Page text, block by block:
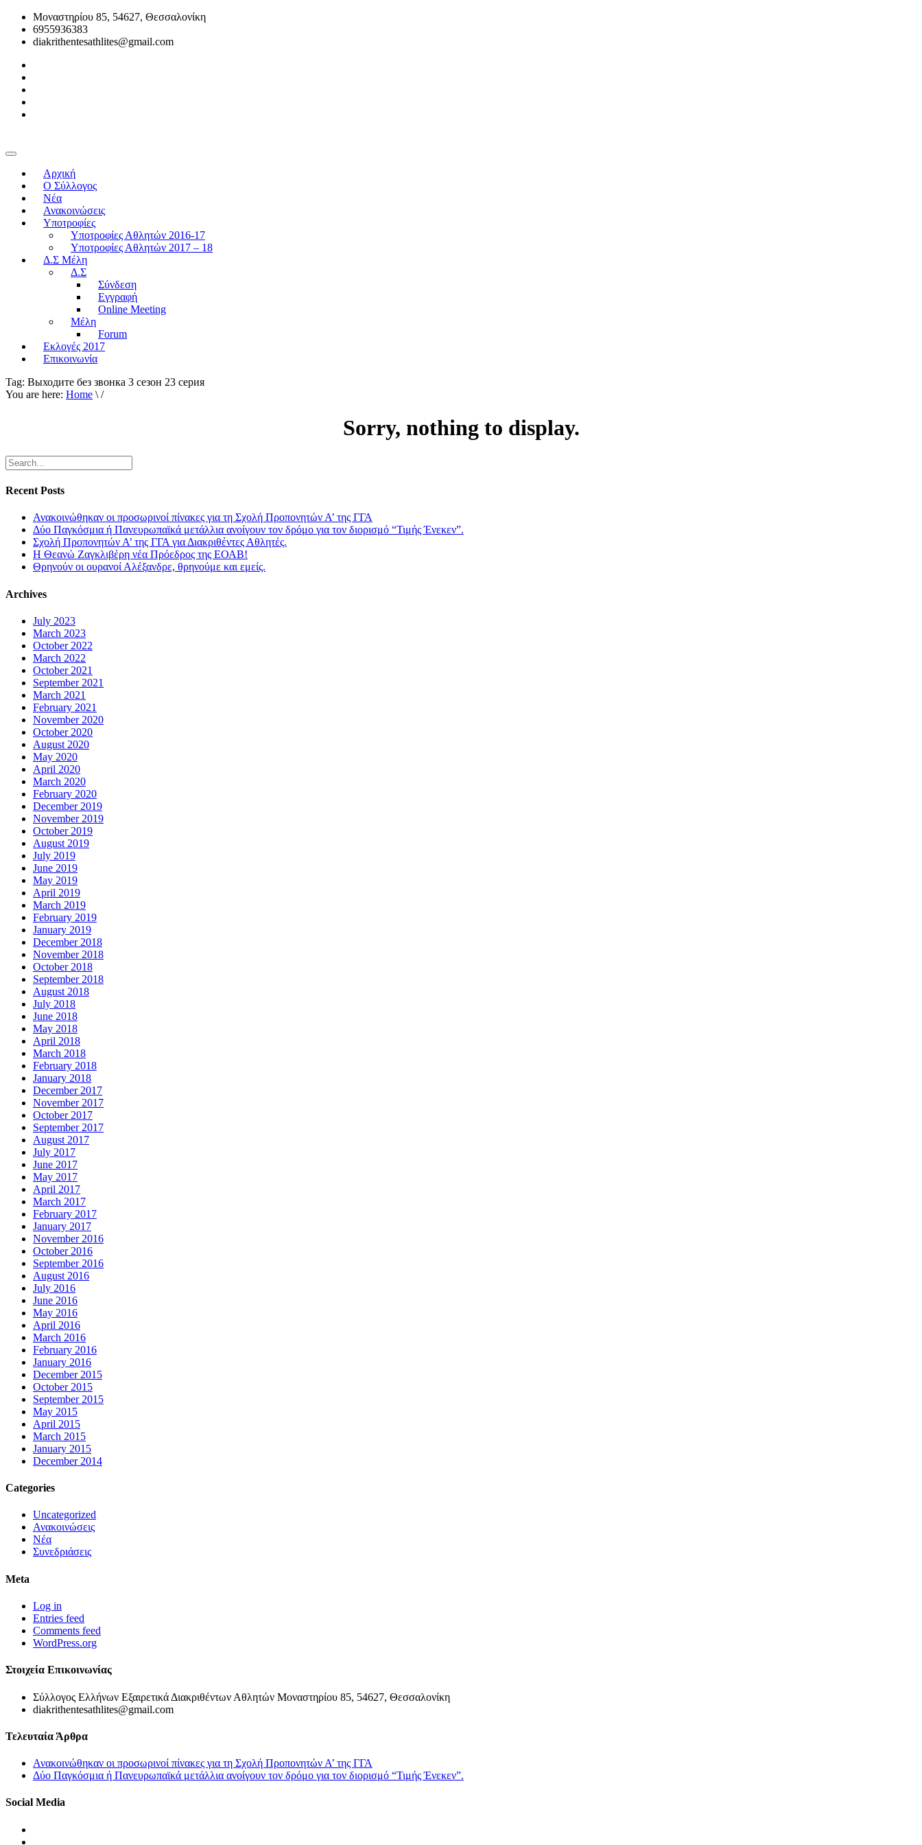
Μοναστηρίου 85, 54627, Θεσσαλονίκη
6955936383
diakrithentesathlites@gmail.com
Αρχική
O Σύλλογος
Νέα
Ανακοινώσεις
Υποτροφίες
Υποτροφίες Αθλητών 2016-17
Υποτροφίες Αθλητών 2017 – 18
Δ.Σ Μέλη
Δ.Σ
Σύνδεση
Εγγραφή
Online Meeting
Μέλη
Forum
Εκλογές 2017
Επικοινωνία
Tag: Выходите без звонка 3 сезон 23 серия
You are here: Home \ /
Sorry, nothing to display.
Recent Posts
Ανακοινώθηκαν οι προσωρινοί πίνακες για τη Σχολή Προπονητών Α’ της ΓΓΑ
Δύο Παγκόσμια ή Πανευρωπαϊκά μετάλλια ανοίγουν τον δρόμο για τον διορισμό “Τιμής Ένεκεν”.
Σχολή Προπονητών Α’ της ΓΓΑ για Διακριθέντες Αθλητές.
Η Θεανώ Ζαγκλιβέρη νέα Πρόεδρος της ΕΟΑΒ!
Θρηνούν οι ουρανοί Αλέξανδρε, θρηνούμε και εμείς.
Archives
July 2023
March 2023
October 2022
March 2022
October 2021
September 2021
March 2021
February 2021
November 2020
October 2020
August 2020
May 2020
April 2020
March 2020
February 2020
December 2019
November 2019
October 2019
August 2019
July 2019
June 2019
May 2019
April 2019
March 2019
February 2019
January 2019
December 2018
November 2018
October 2018
September 2018
August 2018
July 2018
June 2018
May 2018
April 2018
March 2018
February 2018
January 2018
December 2017
November 2017
October 2017
September 2017
August 2017
July 2017
June 2017
May 2017
April 2017
March 2017
February 2017
January 2017
November 2016
October 2016
September 2016
August 2016
July 2016
June 2016
May 2016
April 2016
March 2016
February 2016
January 2016
December 2015
October 2015
September 2015
May 2015
April 2015
March 2015
January 2015
December 2014
Categories
Uncategorized
Ανακοινώσεις
Νέα
Συνεδριάσεις
Meta
Log in
Entries feed
Comments feed
WordPress.org
Στοιχεία Επικοινωνίας
Σύλλογος Ελλήνων Εξαιρετικά Διακριθέντων Αθλητών Μοναστηρίου 85, 54627, Θεσσαλονίκη
diakrithentesathlites@gmail.com
Τελευταία Άρθρα
Ανακοινώθηκαν οι προσωρινοί πίνακες για τη Σχολή Προπονητών Α’ της ΓΓΑ
Δύο Παγκόσμια ή Πανευρωπαϊκά μετάλλια ανοίγουν τον δρόμο για τον διορισμό “Τιμής Ένεκεν”.
Social Media